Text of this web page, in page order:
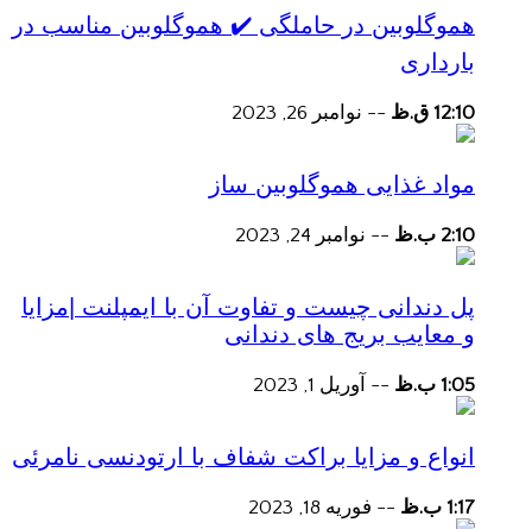
هموگلوبین در حاملگی ✔️ هموگلوبین مناسب در
بارداری
12:10 ق.ظ -- نوامبر 26, 2023
مواد غذایی هموگلوبین ساز
2:10 ب.ظ -- نوامبر 24, 2023
پل دندانی چیست و تفاوت آن با ایمپلنت |مزایا
و معایب بریج های دندانی
1:05 ب.ظ -- آوریل 1, 2023
انواع و مزایا براکت شفاف با ارتودنسی نامرئی
1:17 ب.ظ -- فوریه 18, 2023